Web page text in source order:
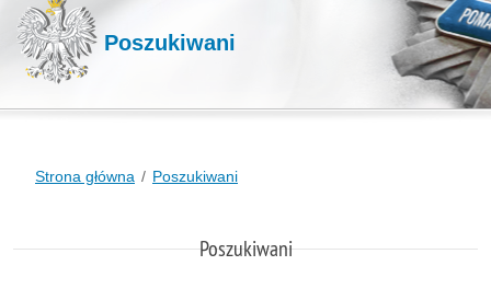
Poszukiwani
Strona główna Poszukiwani
Poszukiwani